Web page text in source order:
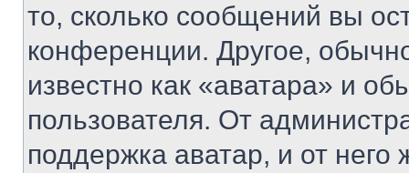
то, сколько сообщений вы
конференции. Другое,
известно как «аватара» и
пользователя. От
поддержка аватар, и от него